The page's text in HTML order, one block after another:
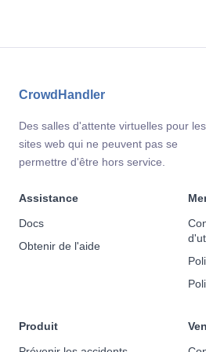
CrowdHandler
Des salles d'attente virtuelles pour les
sites web qui ne peuvent pas se
permettre d'être hors service.
Assistance
Docs
Obtenir de l'aide
Produit